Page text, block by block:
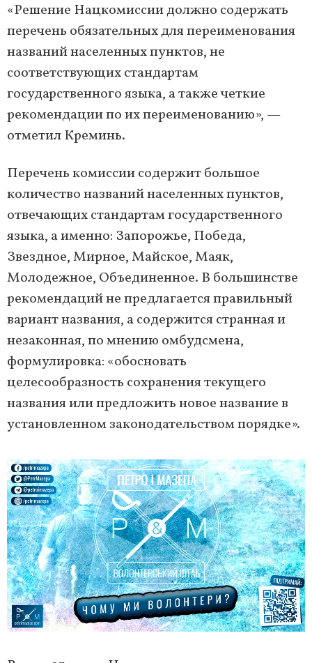
«Решение Нацкомиссии должно содержать
перечень обязательных для переименования
названий населенных пунктов, не
соответствующих стандартам
государственного языка, а также четкие
рекомендации по их переименованию», —
отметил Креминь.
Перечень комиссии содержит большое
количество названий населенных пунктов,
отвечающих стандартам государственного
языка, а именно: Запорожье, Победа,
Звездное, Мирное, Майское, Маяк,
Молодежное, Объединенное. В большинстве
рекомендаций не предлагается правильный
вариант названия, а содержится странная и
незаконная, по мнению омбудсмена,
формулировка: «обосновать
целесообразность сохранения текущего
названия или предложить новое название в
установленном законодательством порядке».